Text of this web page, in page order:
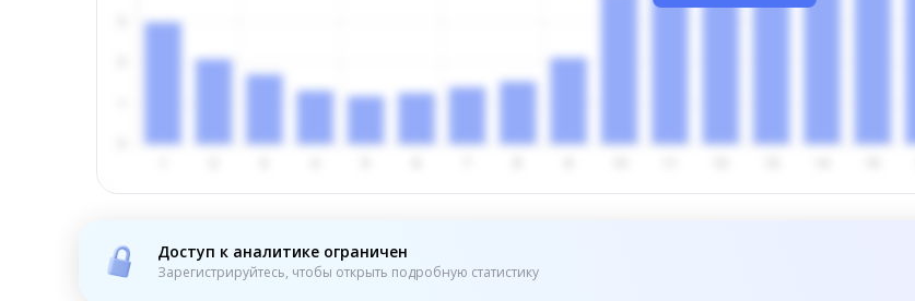
Доступ к аналитике ограничен
Зарегистрируйтесь, чтобы открыть подробную статистику